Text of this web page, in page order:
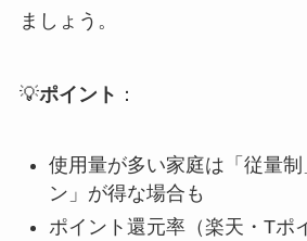
ましょう。
💡ポイント ：
使用量が多い家庭は「従量
ン」が得な場合も
ポイント還元率（楽天・Tポ